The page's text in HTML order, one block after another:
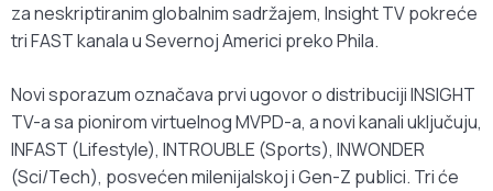
za neskriptiranim globalnim sadržajem, Insight TV pokreće
tri FAST kanala u Severnoj Americi preko Phila.
Novi sporazum označava prvi ugovor o distribuciji INSIGHT
TV-a sa pionirom virtuelnog MVPD-a, a novi kanali uključuju,
INFAST (Lifestyle), INTROUBLE (Sports), INWONDER
(Sci/Tech), posvećen milenijalskoj i Gen-Z publici. Tri će